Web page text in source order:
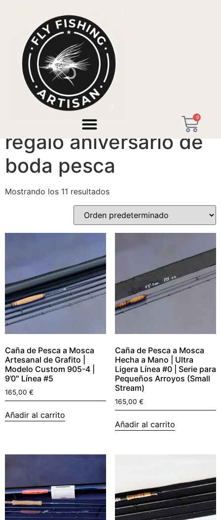
0
/ Productos etiquetados “regalo aniversario de
regalo aniversario de
boda pesca
Mostrando los 11 resultados
Caña de Pesca a Mosca
Artesanal de Grafito |
Modelo Custom 905-4 |
9’0″ Línea #5
165,00 €
Añadir al carrito
Caña de Pesca a Mosca
Hecha a Mano | Ultra
Ligera Línea #0 | Serie para
Pequeños Arroyos (Small
Stream)
165,00 €
Añadir al carrito